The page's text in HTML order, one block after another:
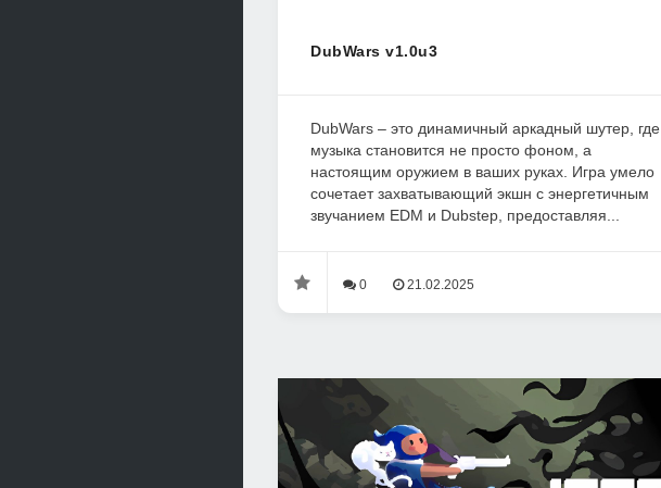
DubWars v1.0u3
DubWars – это динамичный аркадный шутер, где
музыка становится не просто фоном, а
настоящим оружием в ваших руках. Игра умело
сочетает захватывающий экшн с энергетичным
звучанием EDM и Dubstep, предоставляя...
0 21.02.2025